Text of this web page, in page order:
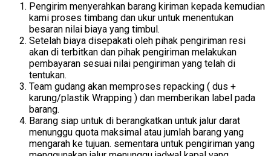
Pengirim menyerahkan barang kiriman kepada kemudian
kami proses timbang dan ukur untuk menentukan
besaran nilai biaya yang timbul.
Setelah biaya disepakati oleh pihak pengiriman resi
akan di terbitkan dan pihak pengiriman melakukan
pembayaran sesuai nilai pengiriman yang telah di
tentukan.
Team gudang akan memproses repacking ( dus +
karung/plastik Wrapping ) dan memberikan label pada
barang.
Barang siap untuk di berangkatkan untuk jalur darat
menunggu quota maksimal atau jumlah barang yang
mengarah ke tujuan. sementara untuk pengiriman yang